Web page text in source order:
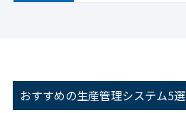
おすすめの生産管理システム5選